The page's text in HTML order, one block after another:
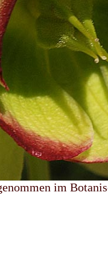
im